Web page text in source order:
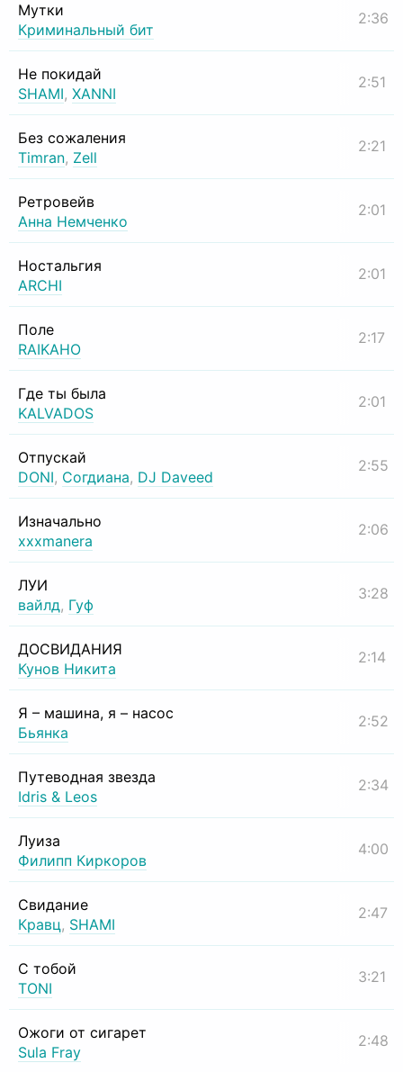
Мутки
Криминальный бит
2:36
Не покидай
SHAMI, XANNI
2:51
Без сожаления
Timran, Zell
2:21
Ретровейв
Анна Немченко
2:01
Ностальгия
ARCHI
2:01
Поле
RAIKAHO
2:17
Где ты была
KALVADOS
2:01
Отпускай
DONI, Согдиана, DJ Daveed
2:55
Изначально
xxxmanera
2:06
ЛУИ
вайлд, Гуф
3:28
ДОСВИДАНИЯ
Кунов Никита
2:14
Я – машина, я – насос
Бьянка
2:52
Путеводная звезда
Idris & Leos
2:34
Луиза
Филипп Киркоров
4:00
Свидание
Кравц, SHAMI
2:47
С тобой
TONI
3:21
Ожоги от сигарет
Sula Fray
2:48